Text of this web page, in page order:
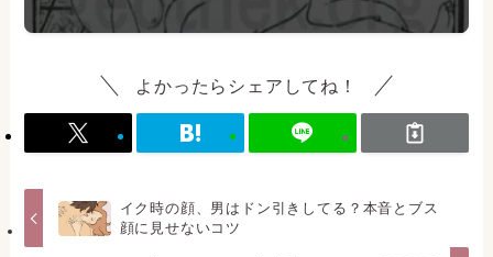
よかったらシェアしてね！
イク時の顔、男はドン引きしてる？本音とブス
顔に見せないコツ